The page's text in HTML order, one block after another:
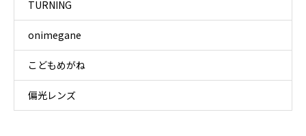
TURNING
onimegane
こどもめがね
偏光レンズ